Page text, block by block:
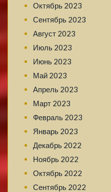
Октябрь 2023
Сентябрь 2023
Август 2023
Июль 2023
Июнь 2023
Май 2023
Апрель 2023
Март 2023
Февраль 2023
Январь 2023
Декабрь 2022
Ноябрь 2022
Октябрь 2022
Сентябрь 2022